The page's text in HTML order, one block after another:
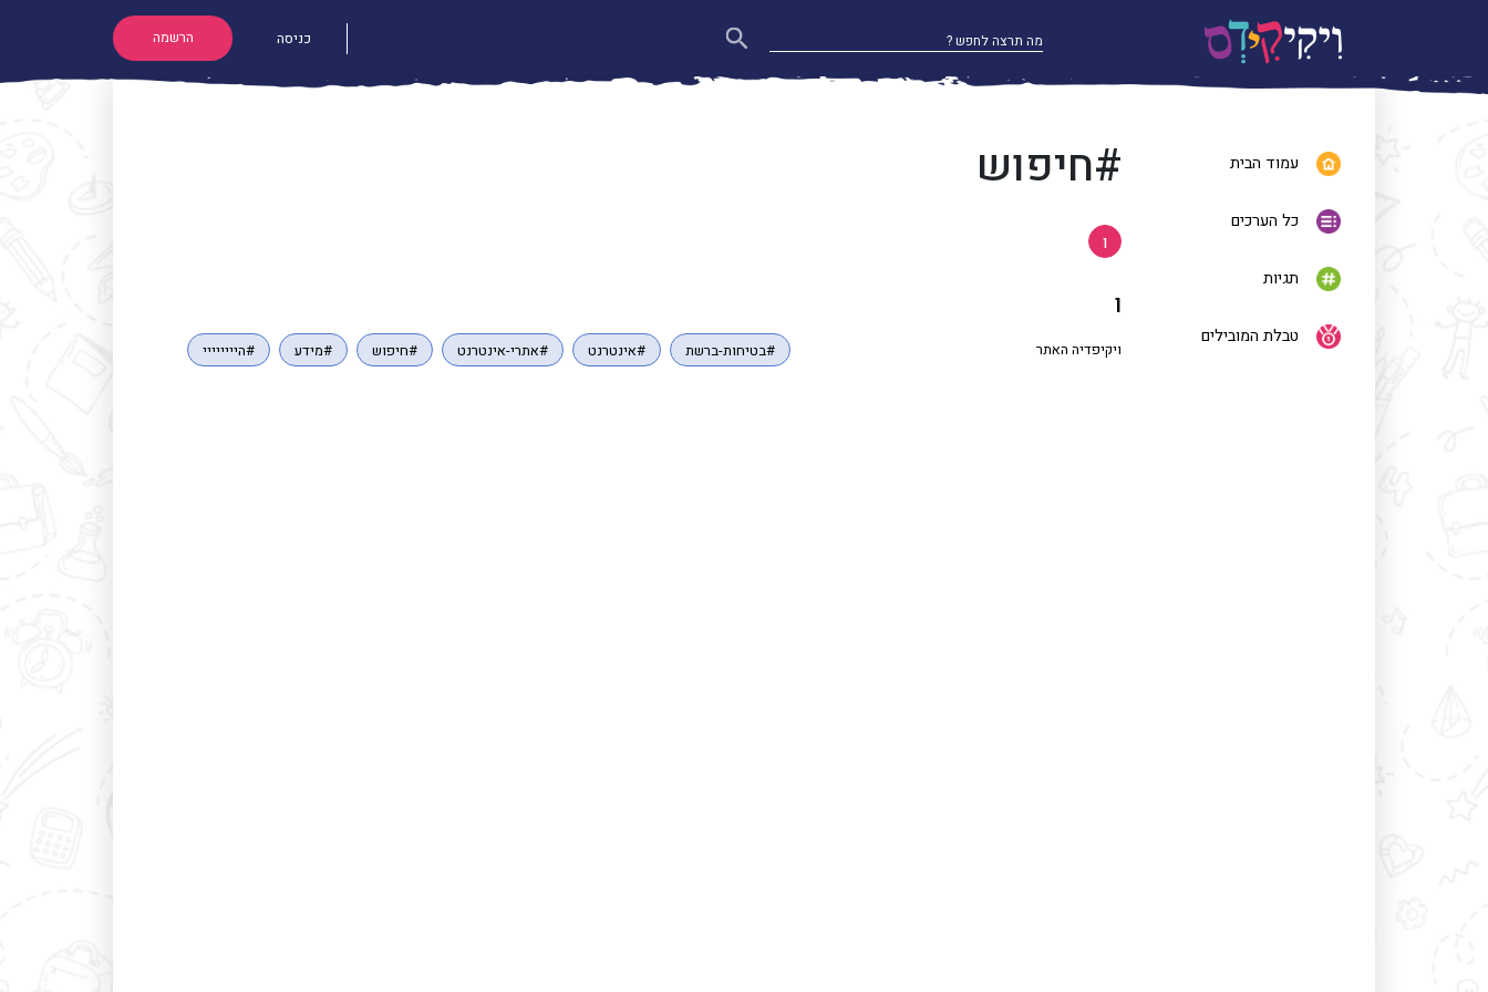
כניסה הרשמה
עמוד הבית
כל הערכים
תגיות
טבלת המובילים
#חיפוש
ו
ו
ויקיפדיה האתר #בטיחות-ברשת #אינטרנט #אתרי-אינטרנט #חיפוש #מידע #היייייייי